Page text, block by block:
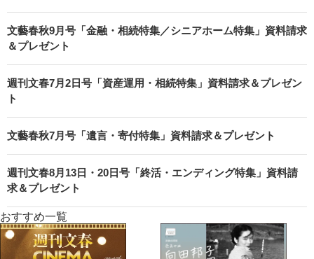
文藝春秋9月号「金融・相続特集／シニアホーム特集」資料請求
＆プレゼント
週刊文春7月2日号「資産運用・相続特集」資料請求＆プレゼン
ト
文藝春秋7月号「遺言・寄付特集」資料請求＆プレゼント
週刊文春8月13日・20日号「終活・エンディング特集」資料請
求＆プレゼント
おすすめ一覧